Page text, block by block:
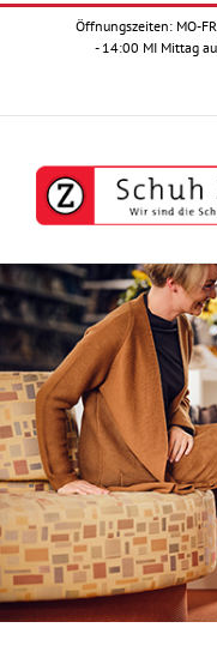
Zum
Öffnungszeiten: MO-
- 14:00 MI Mittag